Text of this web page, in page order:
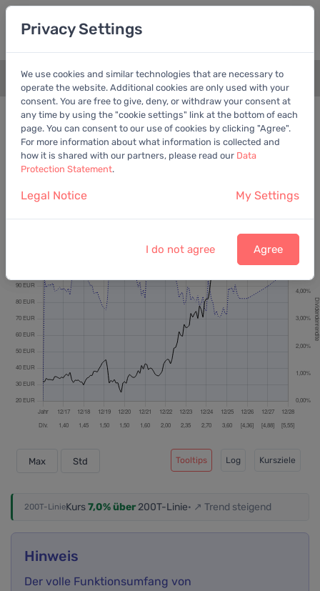
+
Bewertungschart Dividende
Empfohlen: Ber. Gewinn
Talanx AG 116,50 EUR vom7.8.2026
Max Std Tooltips Log Kursziele
200T-LinieKurs7,0% über200T-Linie· ↗ Trend steigend
Hinweis
Der volle Funktionsumfang von
Privacy Settings
We use cookies and similar technologies that are necessary to
operate the website. Additional cookies are only used with your
consent. You are free to give, deny, or withdraw your consent at
any time by using the "cookie settings" link at the bottom of each
page. You can consent to our use of cookies by clicking "Agree".
For more information about what information is collected and
how it is shared with our partners, please read our Data
Protection Statement.
Legal Notice My Settings
I do not agree Agree